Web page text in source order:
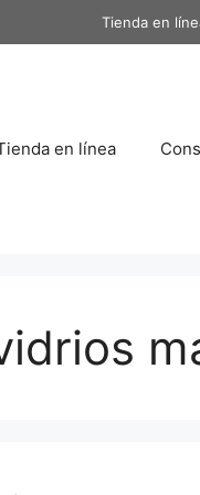
Tienda en
en línea